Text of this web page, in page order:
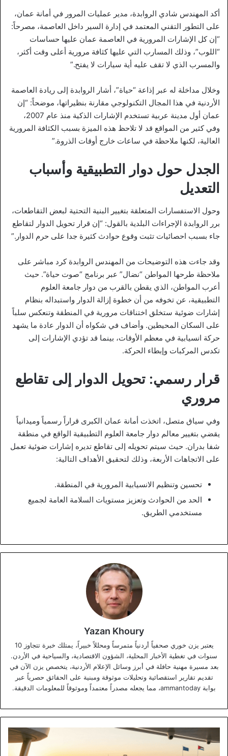
أكد المهندس شادي الروابدة، مدير عمليات المرور في أمانة عمان،
على التطور التقني المعتمد في إدارة السير داخل العاصمة، مصرحاً:
“إن كل الإشارات المرورية في العاصمة عمان عليها حساسات
“اللوب”، وذلك المسارب التي عليها كثافة مرورية أعلى وقت أكثر،
والمسرب الذي لا تقف عليه أية سيارات لا يفتح.”
وخلال مداخلة له عبر إذاعة “حياة”، أشار الروابدة إلى ريادة العاصمة
الأردنية في هذا المجال التكنولوجي مقارنة بنظيراتها، موضحاً: “إن
عمان أول مدينة عربية تستخدم الإشارات الذكية منذ عام 2007،
وفي كثير من المواقع قد لا تلاحظ هذه الميزة بسبب الكثافة المرورية
العالية، لكنها ملاحظة في ساعات خارج أوقات الذروة.”
الجدل حول دوار التطبيقية وأسباب
التعديل
وحول الاستفسارات المتعلقة بتغيير البنية التحتية لبعض التقاطعات،
برر الروابدة الإجراءات البلدية بالقول: “إن قرار تحويل الدوار لتقاطع
جاء بسبب احصائيات تثبت وقوع حوادث كثيرة جدا على حرم الدوار.”
وقد جاءت هذه التوضيحات من المهندس الروابدة كرد مباشر على
ملاحظة طرحها المواطن “نضال” عبر برنامج “صوت حياة”. حيث
أعرب المواطن، الذي يقطن بالقرب من دوار جامعة العلوم
التطبيقية، عن تخوفه من أن خطوة إزالة الدوار واستبداله بنظام
إشارات ضوئية ستخلق اختناقات مرورية في المنطقة وتنعكس سلباً
على السكان المحيطين. وأضاف في شكواه أن الدوار عادة ما يشهد
حركة انسيابية في معظم الأوقات، بينما قد تؤدي الإشارات إلى
تكدس المركبات وإبطاء الحركة.
قرار رسمي: تحويل الدوار إلى تقاطع
مروري
وفي سياق متصل، اتخذت أمانة عمان الكبرى قراراً رسمياً وميدانياً
يقضي بتغيير معالم دوار جامعة العلوم التطبيقية الواقع في منطقة
شفا بدران. حيث سيتم تحويله إلى تقاطع تديره إشارات ضوئية تعمل
على الاتجاهات الأربعة، وذلك لتحقيق الأهداف التالية:
تحسين وتنظيم الانسيابية المرورية في المنطقة.
الحد من الحوادث وتعزيز مستويات السلامة العامة لجميع
مستخدمي الطريق.
Yazan Khoury
يعتبر يزن خوري صحفياً أردنياً متمرساً ومحللاً خبيراً، يمتلك خبرة تتجاوز 10
سنوات في تغطية الأخبار المحلية، الشؤون الاقتصادية، والسياحية في الأردن.
بعد مسيرة مهنية حافلة في أبرز وسائل الإعلام الأردنية، يتخصص يزن الآن في
تقديم تقارير استقصائية وتحليلات موثوقة ومبنية على الحقائق حصرياً عبر
بوابة ammantoday، مما يجعله مصدراً معتمداً وموثوقاً للمعلومات الدقيقة.
استثمارية
واعدة: